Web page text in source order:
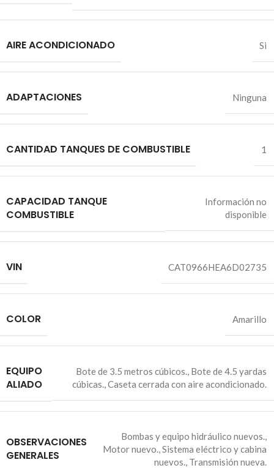
AIRE ACONDICIONADO Si
ADAPTACIONES Ninguna
CANTIDAD TANQUES DE COMBUSTIBLE 1
CAPACIDAD TANQUE
COMBUSTIBLE
Información no
disponible
VIN CAT0966HEA6D02735
COLOR Amarillo
EQUIPO
ALIADO
Bote de 3.5 metros cúbicos., Bote de 4.5 yardas
cúbicas.,Caseta cerrada con aire acondicionado.
OBSERVACIONES
GENERALES
Bombas y equipo hidráulico nuevos.,
Motor nuevo.,Sistema eléctrico y cabina
nuevos., Transmisión nueva.